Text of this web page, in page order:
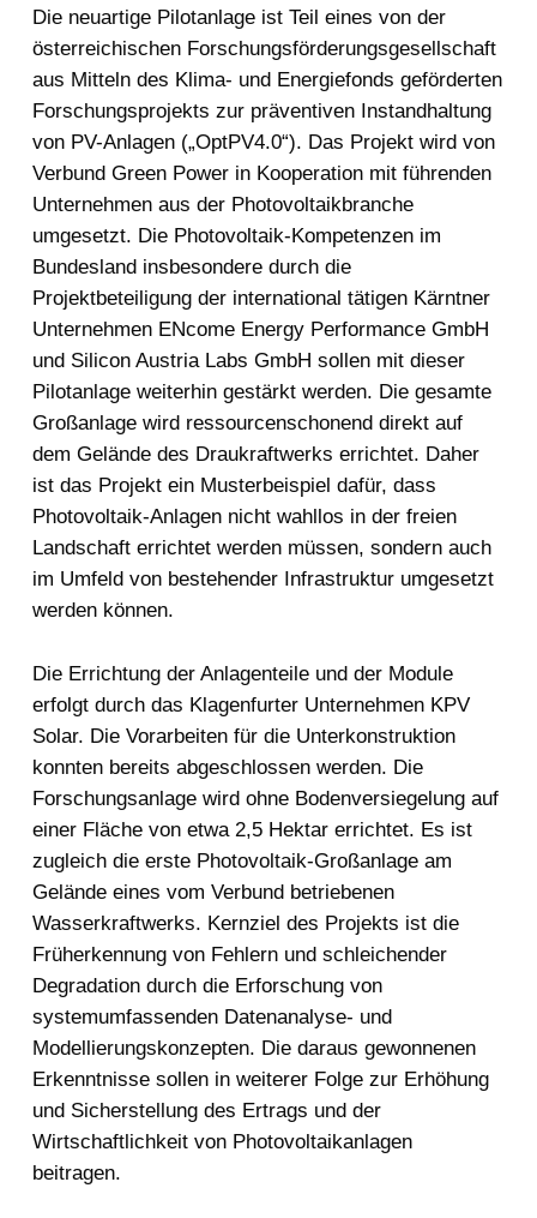
Die neuartige Pilotanlage ist Teil eines von der
österreichischen Forschungsförderungsgesellschaft
aus Mitteln des Klima- und Energiefonds geförderten
Forschungsprojekts zur präventiven Instandhaltung
von PV-Anlagen („OptPV4.0“). Das Projekt wird von
Verbund Green Power in Kooperation mit führenden
Unternehmen aus der Photovoltaikbranche
umgesetzt. Die Photovoltaik-Kompetenzen im
Bundesland insbesondere durch die
Projektbeteiligung der international tätigen Kärntner
Unternehmen ENcome Energy Performance GmbH
und Silicon Austria Labs GmbH sollen mit dieser
Pilotanlage weiterhin gestärkt werden. Die gesamte
Großanlage wird ressourcenschonend direkt auf
dem Gelände des Draukraftwerks errichtet. Daher
ist das Projekt ein Musterbeispiel dafür, dass
Photovoltaik-Anlagen nicht wahllos in der freien
Landschaft errichtet werden müssen, sondern auch
im Umfeld von bestehender Infrastruktur umgesetzt
werden können.
Die Errichtung der Anlagenteile und der Module
erfolgt durch das Klagenfurter Unternehmen KPV
Solar. Die Vorarbeiten für die Unterkonstruktion
konnten bereits abgeschlossen werden. Die
Forschungsanlage wird ohne Bodenversiegelung auf
einer Fläche von etwa 2,5 Hektar errichtet. Es ist
zugleich die erste Photovoltaik-Großanlage am
Gelände eines vom Verbund betriebenen
Wasserkraftwerks. Kernziel des Projekts ist die
Früherkennung von Fehlern und schleichender
Degradation durch die Erforschung von
systemumfassenden Datenanalyse- und
Modellierungskonzepten. Die daraus gewonnenen
Erkenntnisse sollen in weiterer Folge zur Erhöhung
und Sicherstellung des Ertrags und der
Wirtschaftlichkeit von Photovoltaikanlagen
beitragen.